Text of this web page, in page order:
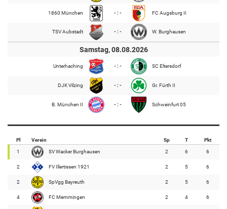
1860 München - : - FC Augsburg II
TSV Aubstadt - : - W. Burghausen
Samstag, 08.08.2026
Unterhaching - : - SC Eltersdorf
DJK Vilzing - : - Gr. Fürth II
B. München II - : - Schweinfurt 05
Pl Verein Sp T Pkt
1 SV Wacker Burghausen 2 6 6
2 FV Illertissen 1921 2 5 6
2 SpVgg Bayreuth 2 5 6
4 FC Memmingen 2 4 6